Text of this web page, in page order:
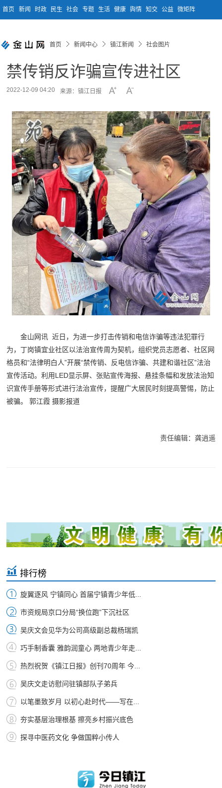
首页 新闻 时政 民生 社会 专题 生活 健康 舆情 知交 公益 微矩阵
首页 新闻中心 镇江新闻 社会图片
禁传销反诈骗宣传进社区
2022-12-09 04:20 来源：镇江日报
金山网讯 近日，为进一步打击传销和电信诈骗等违法犯罪行
为，丁岗镇宜业社区以法治宣传周为契机，组织党员志愿者、社区网
格员和“法律明白人”开展“禁传销、反电信诈骗、共建和谐社区”法治
宣传活动。利用LED显示屏、张贴宣传海报、悬挂条幅和发放法治知
识宣传手册等形式进行法治宣传，提醒广大居民时刻提高警惕，防止
被骗。 郭江霞 摄影报道
责任编辑：龚逍遥
排行榜
旋翼逐风 宁镇同心 首届宁镇青少年低...
市资规局京口分局“换位跑”下沉社区
吴庆文会见华为公司高级副总裁杨瑞凯
巧手制香囊 雅韵润童心 两地青少年走...
热烈祝贺《镇江日报》创刊70周年 今...
吴庆文走访慰问驻镇部队子弟兵
以笔墨致岁月 以初心赴时代——写在...
夯实基层治理根基 擦亮乡村振兴底色
探寻中医药文化 争做国粹小传人